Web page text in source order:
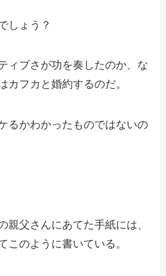
しょう？
ィブさが功を奏したのか、な
カフカと婚約するのだ。
るかわかったものではないの
親父さんにあてた手紙には、
このように書いている。